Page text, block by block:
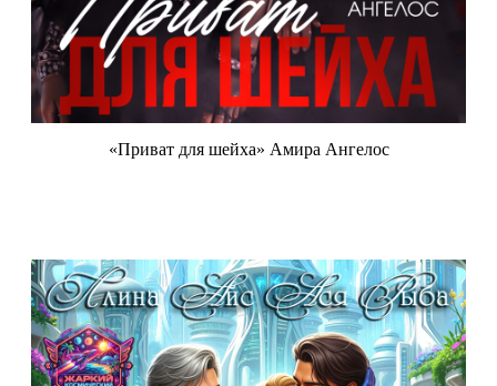
«Приват для шейха» Амира Ангелос